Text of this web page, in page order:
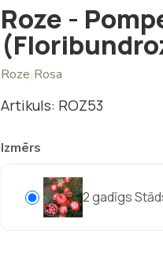
Roze -
Roze|Rosa
Artikuls: ROZ53
Izmērs
2 gadīgs